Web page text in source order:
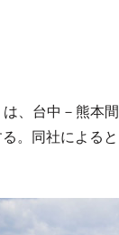
、台中－熊本
。同社による